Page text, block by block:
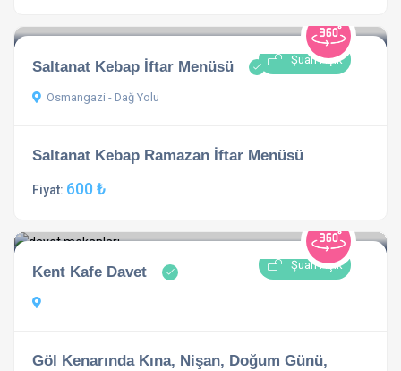
Şuan Açık
Saltanat Kebap İftar Menüsü
Osmangazi - Dağ Yolu
Saltanat Kebap Ramazan İftar Menüsü
Fiyat: 600 ₺
Şuan Açık
Kent Kafe Davet
Göl Kenarında Kına, Nişan, Doğum Günü,